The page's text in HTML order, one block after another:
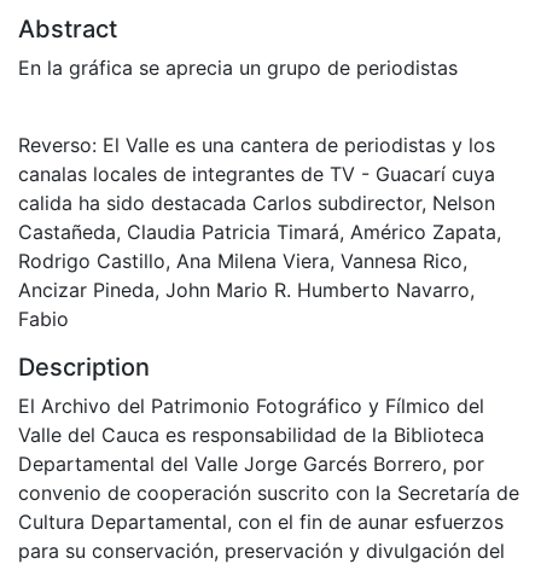
Abstract
En la gráfica se aprecia un grupo de periodistas
Reverso: El Valle es una cantera de periodistas y los
canalas locales de integrantes de TV - Guacarí cuya
calida ha sido destacada Carlos subdirector, Nelson
Castañeda, Claudia Patricia Timará, Américo Zapata,
Rodrigo Castillo, Ana Milena Viera, Vannesa Rico,
Ancizar Pineda, John Mario R. Humberto Navarro,
Fabio
Description
El Archivo del Patrimonio Fotográfico y Fílmico del
Valle del Cauca es responsabilidad de la Biblioteca
Departamental del Valle Jorge Garcés Borrero, por
convenio de cooperación suscrito con la Secretaría de
Cultura Departamental, con el fin de aunar esfuerzos
para su conservación, preservación y divulgación del